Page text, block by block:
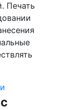
Печать